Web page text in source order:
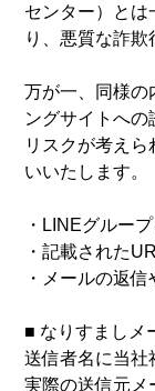
センター）とは
り、悪質な詐欺
万が一、同様の
ングサイトへ
リスクが考え
いいたします。
・LINEグルー
・記載された
・メールの返
■ なりすましメ
送信者名に当社
実際の送信元メ